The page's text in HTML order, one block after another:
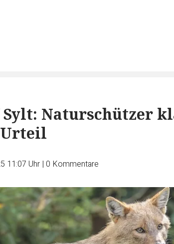
Naturschützer
Urteil
11:07 Uhr | 0 Kommentare